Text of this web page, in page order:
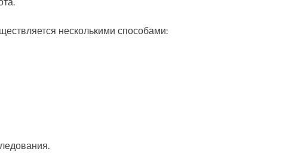
несколькими способами: